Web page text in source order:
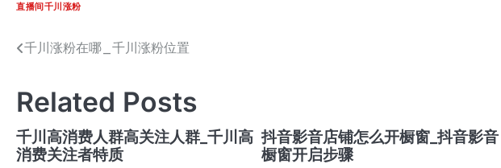
直播间千川涨粉
文
导
航
千川涨粉在哪_千川涨粉位置
Related Posts
千川高消费人群高关注人群_千川高
消费关注者特质
抖音影音店铺怎么开橱窗_抖音影音
橱窗开启步骤